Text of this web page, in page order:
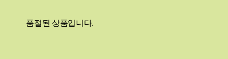
품절된 상품입니다.